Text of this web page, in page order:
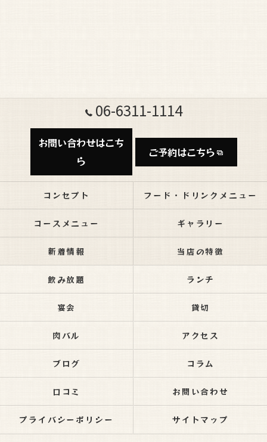
06-6311-1114
お問い合わせはこち
ら
ご予約はこちら
コンセプト フード・ドリンクメニュー
コースメニュー ギャラリー
新着情報 当店の特徴
飲み放題 ランチ
宴会 貸切
肉バル アクセス
ブログ コラム
口コミ お問い合わせ
プライバシーポリシー サイトマップ